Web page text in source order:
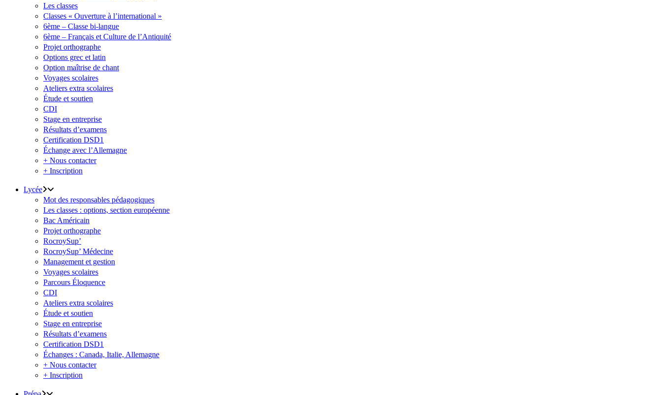
Les classes
Classes « Ouverture à l’international »
6ème – Classe bi-langue
6ème – Français et Culture de l’Antiquité
Projet orthographe
Options grec et latin
Option maîtrise de chant
Voyages scolaires
Ateliers extra scolaires
Étude et soutien
CDI
Stage en entreprise
Résultats d’examens
Certification DSD1
Échange avec l’Allemagne
+ Nous contacter
+ Inscription
Lycée
Mot des responsables pédagogiques
Les classes : options, section européenne
Bac Américain
Projet orthographe
RocroySup’
RocroySup’ Médecine
Management et gestion
Voyages scolaires
Parcours Éloquence
CDI
Ateliers extra scolaires
Étude et soutien
Stage en entreprise
Résultats d’examens
Certification DSD1
Échanges : Canada, Italie, Allemagne
+ Nous contacter
+ Inscription